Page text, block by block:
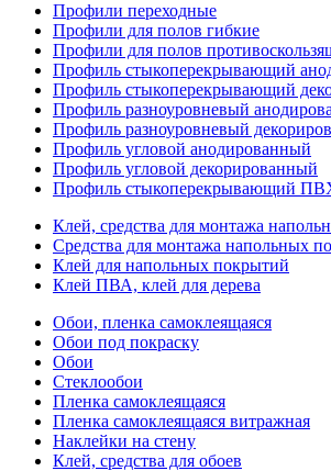
Профили переходные
Профили для полов гибкие
Профили для полов
Профиль стыкоперекрывающий
Профиль стыкоперекрывающий
Профиль разноуровневый
Профиль разноуровневый
Профиль угловой анодированный
Профиль угловой декорированный
Профиль стыкоперекрывающий
Клей, средства для монтажа
Средства для монтажа напольных
Клей для напольных покрытий
Клей ПВА, клей для дерева
Обои, пленка самоклеящаяся
Обои под покраску
Обои
Стеклообои
Пленка самоклеящаяся
Пленка самоклеящаяся витражная
Наклейки на стену
Клей, средства для обоев